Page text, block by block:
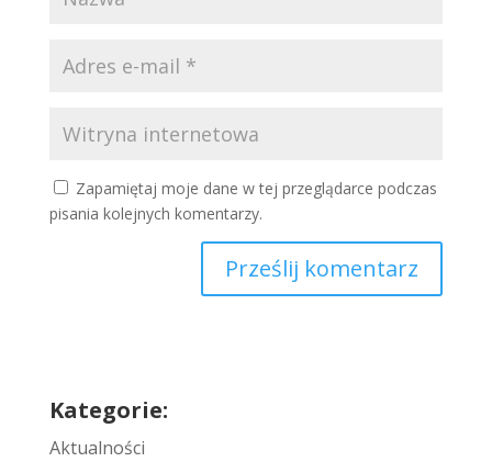
Zapamiętaj moje dane w tej przeglądarce podczas
pisania kolejnych komentarzy.
Prześlij komentarz
Kategorie:
Aktualności